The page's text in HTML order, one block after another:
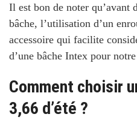
Il est bon de noter qu’avant
bâche, l’utilisation d’un
accessoire qui facilite
d’une bâche Intex pour
Comment choisir
3,66 d’été ?